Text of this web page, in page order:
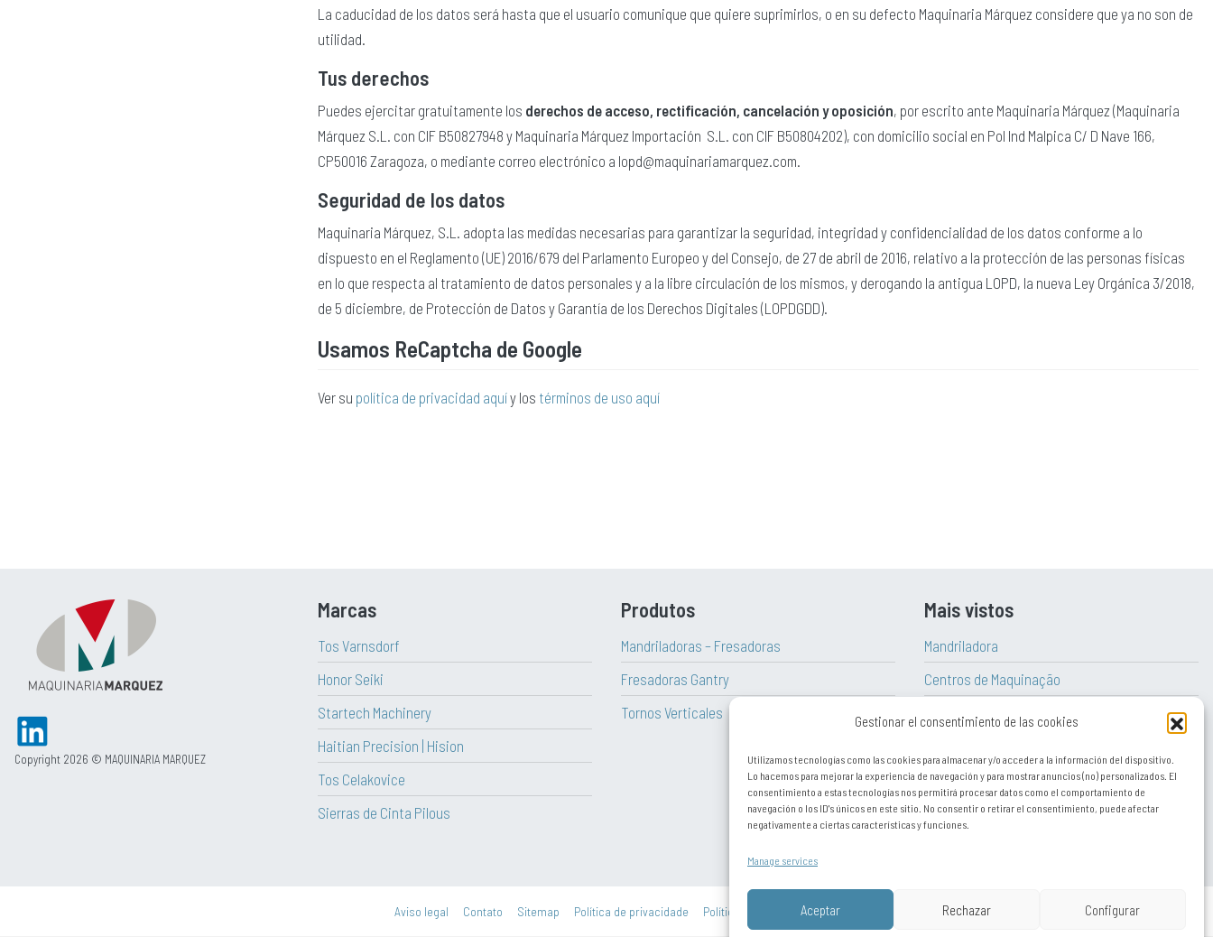
Gestionar el consentimiento de las cookies
Utilizamos tecnologías como las cookies para almacenar y/o acceder a la información del dispositivo.
Lo hacemos para mejorar la experiencia de navegación y para mostrar anuncios (no) personalizados. El
consentimiento a estas tecnologías nos permitirá procesar datos como el comportamiento de
navegación o los ID's únicos en este sitio. No consentir o retirar el consentimiento, puede afectar
negativamente a ciertas características y funciones.
Manage services
Aceptar Rechazar Configurar
La caducidad de los datos será hasta que el usuario comunique que quiere suprimirlos, o en su defecto Maquinaria Márquez considere que ya no son de
utilidad.
Tus derechos
Puedes ejercitar gratuitamente los derechos de acceso, rectificación, cancelación y oposición, por escrito ante Maquinaria Márquez (Maquinaria
Márquez S.L. con CIF B50827948 y Maquinaria Márquez Importación S.L. con CIF B50804202), con domicilio social en Pol Ind Malpica C/ D Nave 166,
CP50016 Zaragoza, o mediante correo electrónico a lopd@maquinariamarquez.com.
Seguridad de los datos
Maquinaria Márquez, S.L. adopta las medidas necesarias para garantizar la seguridad, integridad y confidencialidad de los datos conforme a lo
dispuesto en el Reglamento (UE) 2016/679 del Parlamento Europeo y del Consejo, de 27 de abril de 2016, relativo a la protección de las personas físicas
en lo que respecta al tratamiento de datos personales y a la libre circulación de los mismos, y derogando la antigua LOPD, la nueva Ley Orgánica 3/2018,
de 5 diciembre, de Protección de Datos y Garantía de los Derechos Digitales (LOPDGDD).
Usamos ReCaptcha de Google
Ver su política de privacidad aquíy los términos de uso aquí
Copyright 2026 © MAQUINARIA MARQUEZ
Marcas
Tos Varnsdorf
Honor Seiki
Startech Machinery
Haitian Precision | Hision
Tos Celakovice
Sierras de Cinta Pilous
Produtos
Mandriladoras – Fresadoras
Fresadoras Gantry
Tornos Verticales
Mais vistos
Mandriladora
Centros de Maquinação
Torno CNC
Torno
Aviso legal Contato Sitemap Política de privacidade Política de cookies (UE)